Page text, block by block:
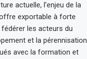
actuelle, l’enjeu de la
exportable à forte
les acteurs du
et la pérennisation
avec la formation et